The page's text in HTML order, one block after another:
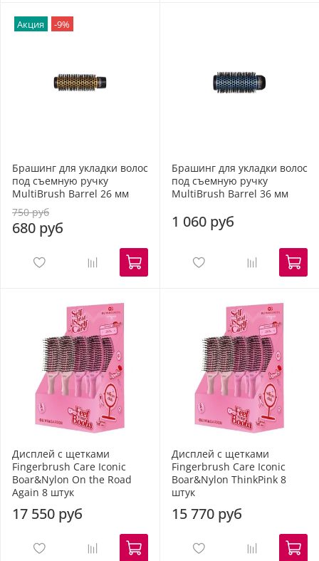
Акция -9%
Брашинг для укладки волос
под съемную ручку
MultiBrush Barrel 26 мм
750 руб
680 руб
Брашинг для укладки волос
под съемную ручку
MultiBrush Barrel 36 мм
1 060 руб
Дисплей с щетками
Fingerbrush Care Iconic
Boar&Nylon On the Road
Again 8 штук
17 550 руб
Дисплей с щетками
Fingerbrush Care Iconic
Boar&Nylon ThinkPink 8
штук
15 770 руб